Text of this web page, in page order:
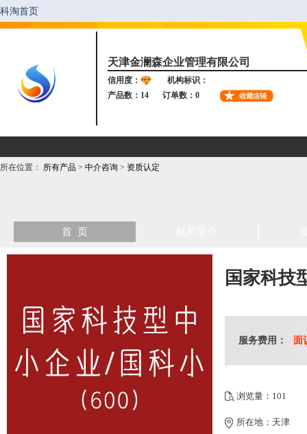
天津金澜森企业管理有限公司
信用度：
机构标识：
产品数：14
订单数：0
首 页
所在位置： 所有产品 > 中介咨询 > 资质认定
国家科技
服务费用： 面
浏览量：101
所在地：天津